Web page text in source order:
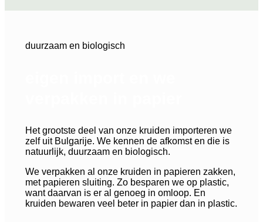
duurzaam en biologisch
Het grootste deel van onze kruiden importeren we
zelf uit Bulgarije. We kennen de afkomst en die is
natuurlijk, duurzaam en biologisch.
We verpakken al onze kruiden in papieren zakken,
met papieren sluiting. Zo besparen we op plastic,
want daarvan is er al genoeg in omloop. En
kruiden bewaren veel beter in papier dan in plastic.